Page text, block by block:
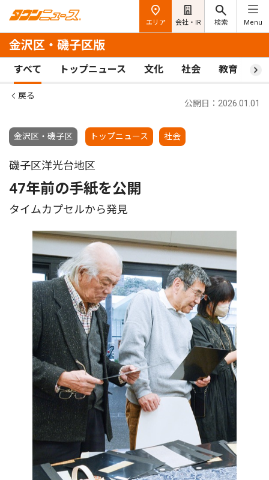
エリア 会社・IR 検索 Menu
金沢区・磯子区版
すべて トップニュース 文化 社会 教育 ス
戻る
金沢区・磯子区 トップニュース 社会
公開日：2026.01.01
磯子区洋光台地区
47年前の手紙を公開
タイムカプセルから発見